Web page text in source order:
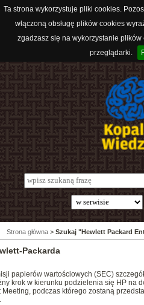
Ta strona wykorzystuje pliki cookies.
włączoną obsługę plików cookies
zgadzasz się na wykorzystanie
przeglądarki.
Strona główna > Szukaj "Hewlett Packard
Packarda
papierów wartościowych (SEC)
krok w kierunku podzielenia się HP na
podczas którego zostaną